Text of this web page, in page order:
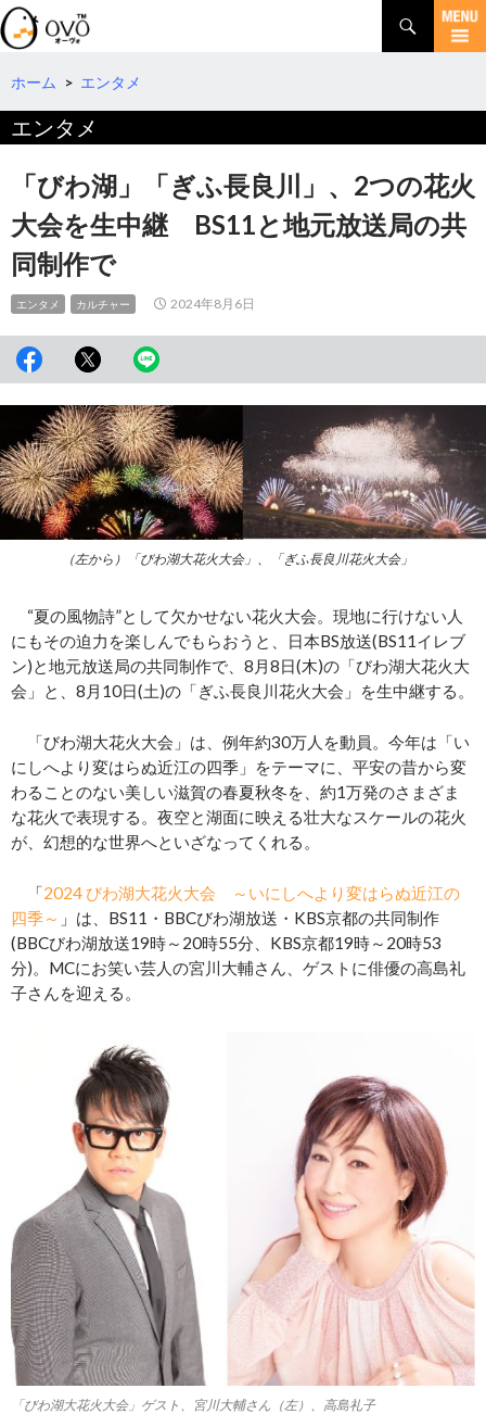
検
索
コ
テ
へ
ホーム > エンタメ
エンタメ
「びわ湖」「ぎふ長良川」、2つの花火
大会を生中継 BS11と地元放送局の共
同制作で
エンタメ カルチャー 2024年8月6日
（左から）「びわ湖大花火大会」、「ぎふ長良川花火大会」
“夏の風物詩”として欠かせない花火大会。現地に行けない人
にもその迫力を楽しんでもらおうと、日本BS放送(BS11イレブ
ン)と地元放送局の共同制作で、8月8日(木)の「びわ湖大花火大
会」と、8月10日(土)の「ぎふ長良川花火大会」を生中継する。
「びわ湖大花火大会」は、例年約30万人を動員。今年は「い
にしへより変はらぬ近江の四季」をテーマに、平安の昔から変
わることのない美しい滋賀の春夏秋冬を、約1万発のさまざま
な花火で表現する。夜空と湖面に映える壮大なスケールの花火
が、幻想的な世界へといざなってくれる。
「2024 びわ湖大花火大会 ～いにしへより変はらぬ近江の
四季～ 」は、BS11・BBCびわ湖放送・KBS京都の共同制作
(BBCびわ湖放送19時～20時55分、KBS京都19時～20時53
分)。MCにお笑い芸人の宮川大輔さん、ゲストに俳優の高島礼
子さんを迎える。
「びわ湖大花火大会」ゲスト、宮川大輔さん（左）、高島礼子